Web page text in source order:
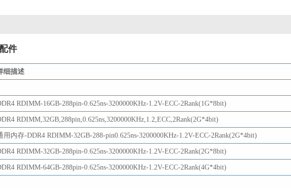
件
细描述
RDIMM-16GB-288pin-0.625ns-3200000KHz-1.2V-ECC-2Rank(1G*8bit)
RDIMM,32GB,288pin,0.625ns,3200000KHz,1.2,ECC,2Rank(2G*4bit)
用内存-DDR4 RDIMM-32GB-288-pin0.625ns-3200000KHz-1.2V-ECC-2Rank(2G*4bit)
RDIMM-32GB-288pin-0.625ns-3200000KHz-1.2V-ECC-2Rank(2G*8bit)
RDIMM-64GB-288pin-0.625ns-3200000KHz-1.2V-ECC-2Rank(4G*4bit)